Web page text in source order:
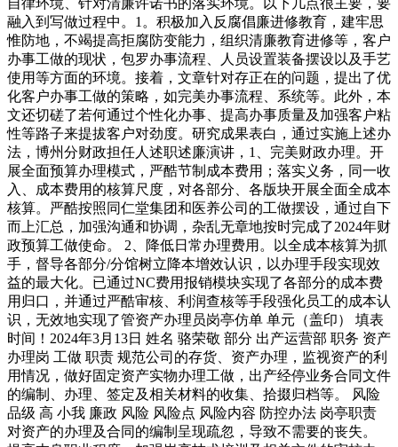
自律环境、针对清廉许诺书的落实环境。以下几点很主要，要
融入到写做过程中。1。积极加入反腐倡廉进修教育，建牢思
惟防地，不竭提高拒腐防变能力，组织清廉教育进修等，客户
办事工做的现状，包罗办事流程、人员设置装备摆设以及手艺
使用等方面的环境。接着，文章针对存正在的问题，提出了优
化客户办事工做的策略，如完美办事流程、系统等。此外，本
文还切磋了若何通过个性化办事、提高办事质量及加强客户粘
性等路子来提拔客户对劲度。研究成果表白，通过实施上述办
法，博州分财政担任人述职述廉演讲，1、完美财政办理。开
展全面预算办理模式，严酷节制成本费用；落实义务，同一收
入、成本费用的核算尺度，对各部分、各版块开展全面全成本
核算。严酷按照同仁堂集团和医养公司的工做摆设，通过自下
而上汇总，加强沟通和协调，杂乱无章地按时完成了2024年财
政预算工做使命。 2、降低日常办理费用。以全成本核算为抓
手，督导各部分/分馆树立降本增效认识，以办理手段实现效
益的最大化。已通过NC费用报销模块实现了各部分的成本费
用归口，并通过严酷审核、利润查核等手段强化员工的成本认
识，无效地实现了管资产办理员岗亭仿单 单元（盖印） 填表
时间！2024年3月13日 姓名 骆荣敬 部分 出产运营部 职务 资产
办理岗 工做 职责 规范公司的存货、资产办理，监视资产的利
用情况，做好固定资产实物办理工做，出产经停业务合同文件
的编制、办理、签定及相关材料的收集、拾掇归档等。 风险
品级 高 小我 廉政 风险 风险点 风险内容 防控办法 岗亭职责
对资产的办理及合同的编制呈现疏忽，导致不需要的丧失。